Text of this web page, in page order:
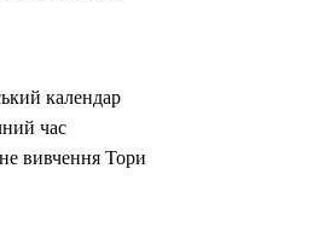
календар
час
вивчення Тори